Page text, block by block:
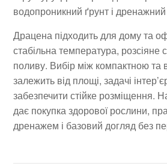
водопроникний ґрунт і
Драцена підходить для дому та
стабільна температура, розсіяне
поливу. Вибір між компактною
залежить від площі, задачі
забезпечити стійке розміщення.
дає покупка здорової рослини,
дренажем і базовий догляд без